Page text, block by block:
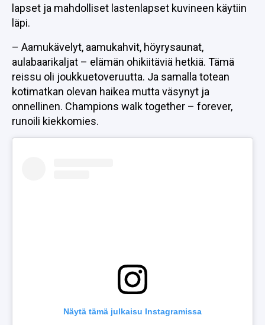
lapset ja mahdolliset lastenlapset kuvineen käytiin
läpi.
– Aamukävelyt, aamukahvit, höyrysaunat,
aulabaarikaljat – elämän ohikiitäviä hetkiä. Tämä
reissu oli joukkuetoveruutta. Ja samalla totean
kotimatkan olevan haikea mutta väsynyt ja
onnellinen. Champions walk together – forever,
runoili kiekkomies.
Näytä tämä julkaisu Instagramissa